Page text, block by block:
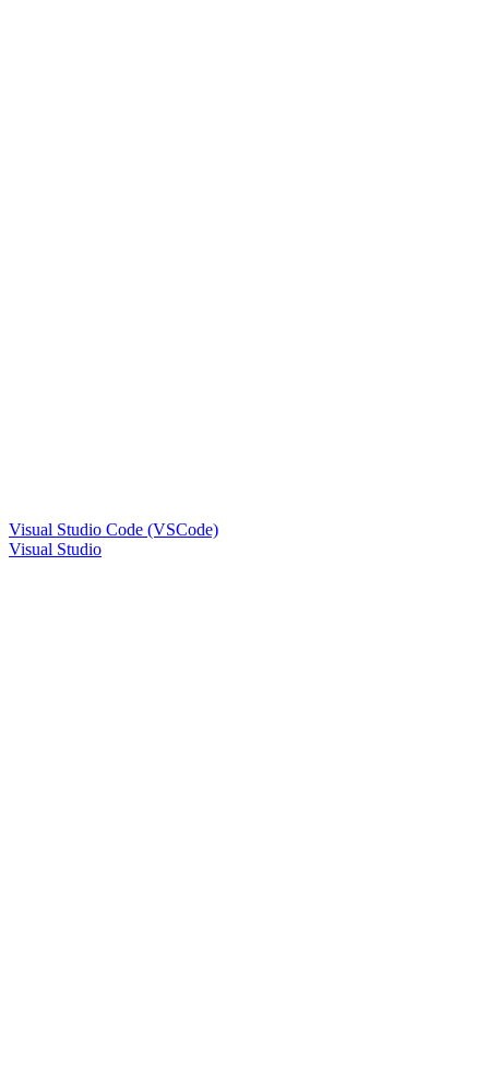
Visual Studio Code (VSCode)
Visual Studio